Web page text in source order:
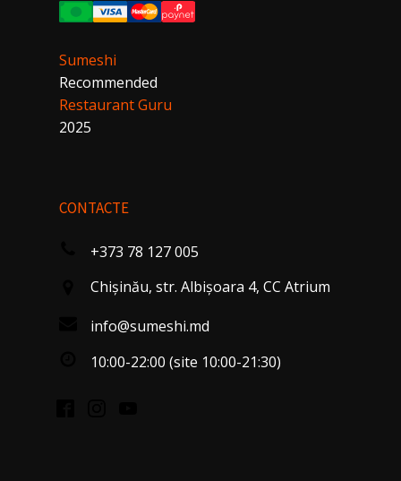
Sumeshi
Recommended
Restaurant Guru
2025
CONTACTE
+373 78 127 005
Chişinău, str. Albişoara 4, CC Atrium
info@sumeshi.md
10:00-22:00 (site 10:00-21:30)